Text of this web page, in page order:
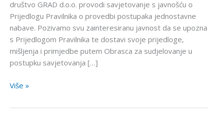
društvo GRAD d.o.o. provodi savjetovanje s javnošću o
Prijedlogu Pravilnika o provedbi postupaka jednostavne
nabave. Pozivamo svu zainteresiranu javnost da se upozna
s Prijedlogom Pravilnika te dostavi svoje prijedloge,
mišljenja i primjedbe putem Obrasca za sudjelovanje u
postupku savjetovanja […]
jednostavne
nabave
Više »